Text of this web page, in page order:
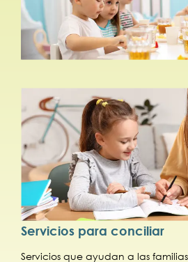
Servicios para conciliar
Servicios que ayudan a las